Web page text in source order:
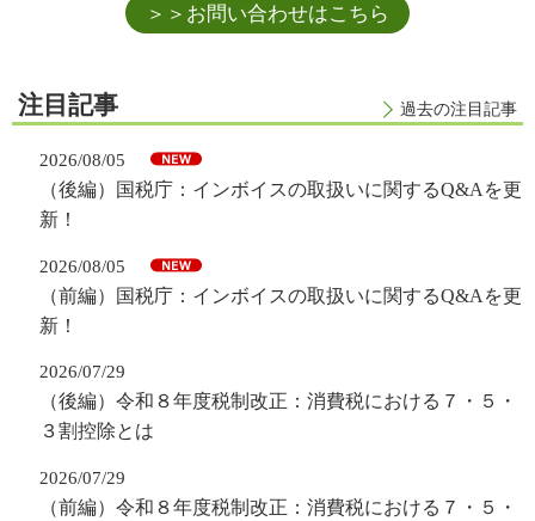
＞＞お問い合わせはこちら
注目記事 過去の注目記事
2026/08/05
（後編）国税庁：インボイスの取扱いに関するQ&Aを更
新！
2026/08/05
（前編）国税庁：インボイスの取扱いに関するQ&Aを更
新！
2026/07/29
（後編）令和８年度税制改正：消費税における７・５・
３割控除とは
2026/07/29
（前編）令和８年度税制改正：消費税における７・５・